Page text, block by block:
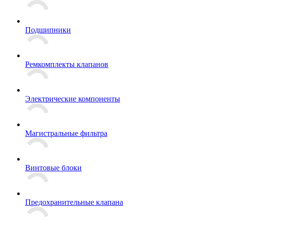
Подшипники
Ремкомплекты клапанов
Электрические компоненты
Магистральные фильтра
Винтовые блоки
Предохранительные клапана